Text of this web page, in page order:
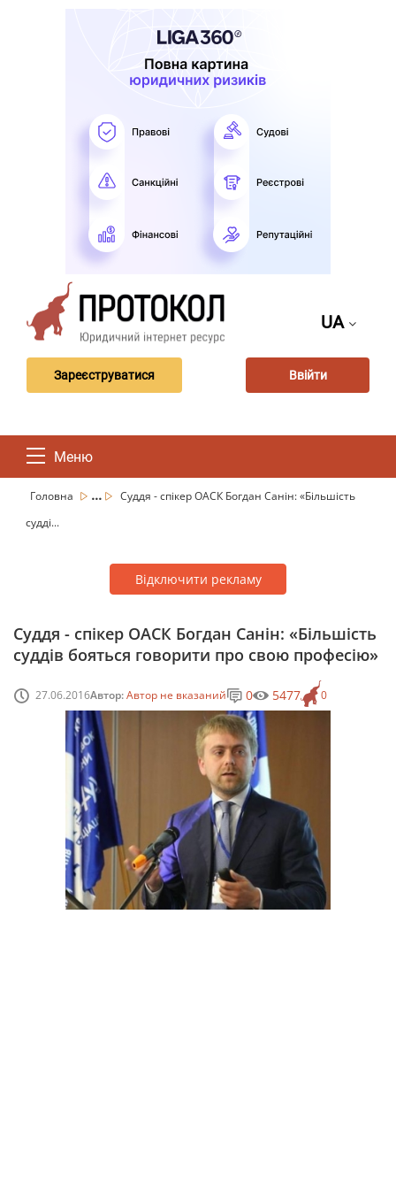
UA
Зареєструватися Ввійти
Меню
Головна ...
Суддя - спікер ОАСК Богдан Санін: «Більшість
судді...
Відключити рекламу
Суддя - спікер ОАСК Богдан Санін: «Більшість
суддів бояться говорити про свою професію»
27.06.2016Автор:Автор не вказаний 0
0 5477